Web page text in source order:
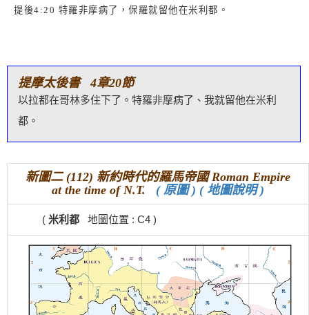
提後4:20 特羅非摩病了，保羅就留他在米利都。
提摩太後書 4章20節
以拉都在哥林多住下了。特羅非摩病了、我就留他在米利
都。
新圖二 (112) 新約時代的羅馬帝國 Roman Empire
at the time of N.T. ( 原圖 ) ( 地圖說明 )
( 米利都 地圖位置 : C4 )